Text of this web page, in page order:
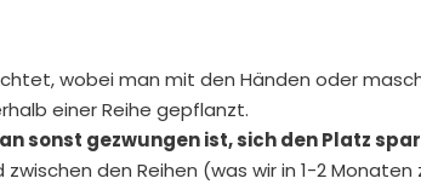
wobei man mit den Händen oder
einer Reihe gepflanzt.
sonst gezwungen ist, sich den Platz
den Reihen (was wir in 1-2